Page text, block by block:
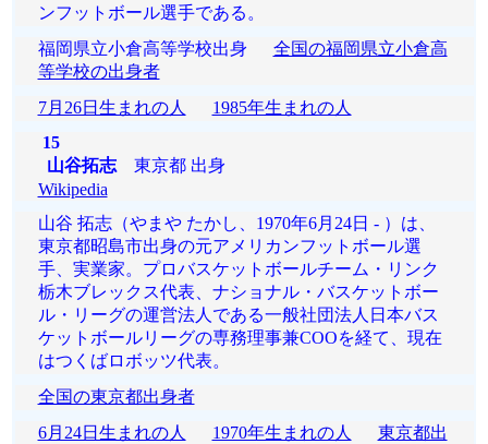
ンフットボール選手である。
福岡県立小倉高等学校出身 全国の福岡県立小倉高
等学校の出身者
7月26日生まれの人
1985年生まれの人
15
山谷拓志東京都 出身
Wikipedia
山谷 拓志（やまや たかし、1970年6月24日 - ）は、
東京都昭島市出身の元アメリカンフットボール選
手、実業家。プロバスケットボールチーム・リンク
栃木ブレックス代表、ナショナル・バスケットボー
ル・リーグの運営法人である一般社団法人日本バス
ケットボールリーグの専務理事兼COOを経て、現在
はつくばロボッツ代表。
全国の東京都出身者
6月24日生まれの人
1970年生まれの人
東京都出